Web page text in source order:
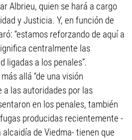
Albrieu, quien se hará a cargo
y Justicia. Y, en función de
“estamos reforzando de aquí a
centralmente las
ligadas a los penales”.
allá “de una visión
a las autoridades por las
en los penales, también
producidas recientemente -
de Viedma- tienen que